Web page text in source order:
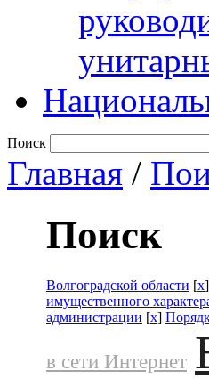
Поиск
Главная /
Поиск
Волгоградской области [x]
имущественного
администрации [x]
в сети Интернет